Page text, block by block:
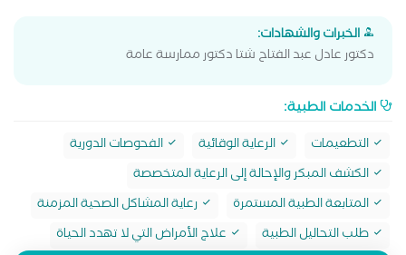
الخبرات والشهادات:
دكتور عادل عبد الفتاح شتا دكتور ممارسة عامة
الخدمات الطبية:
التطعيمات الرعاية الوقائية
الفحوصات الدورية
الكشف المبكر والإحالة إلى الرعاية المتخصصة
المتابعة الطبية المستمرة
رعاية المشاكل الصحية المزمنة
طلب التحاليل الطبية
علاج الأمراض التي لا تهدد الحياة